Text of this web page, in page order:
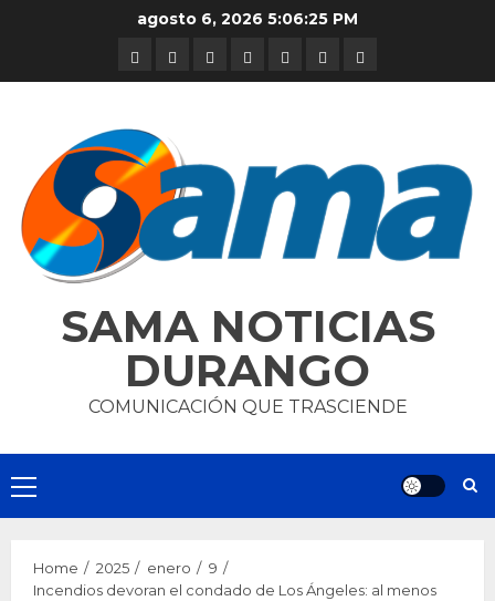
agosto 6, 2026 5:06:25 PM
DURANGO
NACIONAL
INTERNACIONAL
DEPORTES
ENTRETENIMIENTO
CIENCIA
Y
OPINION
SAMA NOTICIAS
DURANGO
COMUNICACIÓN QUE TRASCIENDE
Primary
Menu
Home 2025 enero
9
Incendios devoran el condado de Los Ángeles: al menos